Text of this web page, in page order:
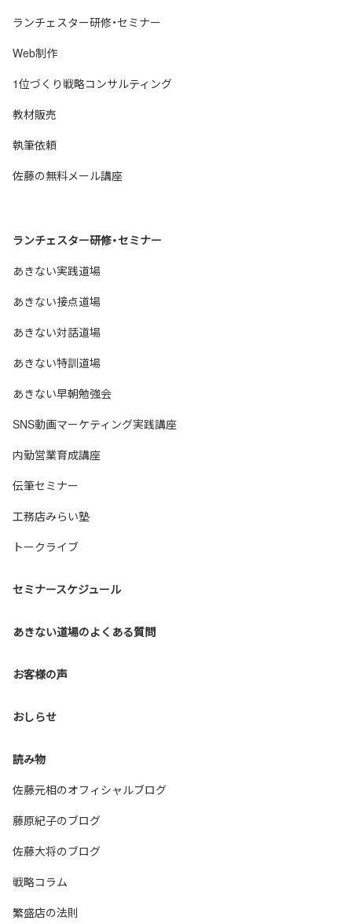
ランチェスター研修・セミナー
Web制作
1位づくり戦略コンサルティング
教材販売
執筆依頼
佐藤の無料メール講座
ランチェスター研修・セミナー
あきない実践道場
あきない接点道場
あきない対話道場
あきない特訓道場
あきない早朝勉強会
SNS動画マーケティング実践講座
内勤営業育成講座
伝筆セミナー
工務店みらい塾
トークライブ
セミナースケジュール
あきない道場のよくある質問
お客様の声
おしらせ
読み物
佐藤元相のオフィシャルブログ
藤原紀子のブログ
佐藤大将のブログ
戦略コラム
繁盛店の法則